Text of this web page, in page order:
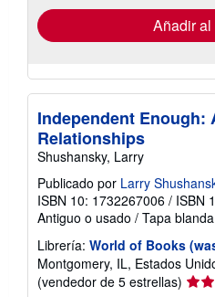
envío
Añadir al
Independent Enough:
Relationships
Shushansky, Larry
Publicado por Larry
ISBN 10: 1732267006 / ISBN
Antiguo o usado / Tapa blanda
Librería: World of Books
Montgomery, IL, Estados
(vendedor de 5 estrellas)